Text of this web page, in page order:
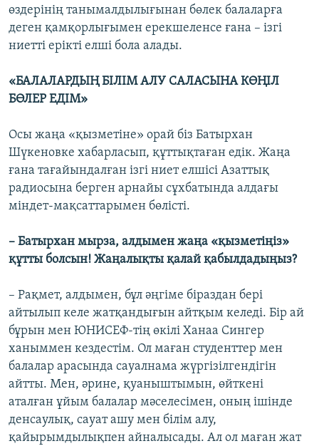
өздерінің танымалдылығынан бөлек балаларға
деген қамқорлығымен ерекшеленсе ғана – ізгі
ниетті ерікті елші бола алады.
«БАЛАЛАРДЫҢ БІЛІМ АЛУ САЛАСЫНА КӨҢІЛ
БӨЛЕР ЕДІМ»
Осы жаңа «қызметіне» орай біз Батырхан
Шүкеновке хабарласып, құттықтаған едік. Жаңа
ғана тағайындалған ізгі ниет елшісі Азаттық
радиосына берген арнайы сұхбатында алдағы
міндет-мақсаттарымен бөлісті.
– Батырхан мырза, алдымен жаңа «қызметіңіз»
құтты болсын! Жаңалықты қалай қабылдадыңыз?
– Рақмет, алдымен, бұл әңгіме біраздан бері
айтылып келе жатқандығын айтқым келеді. Бір ай
бұрын мен ЮНИСЕФ-тің өкілі Ханаа Сингер
ханыммен кездестім. Ол маған студенттер мен
балалар арасында сауалнама жүргізілгендігін
айтты. Мен, әрине, қуаныштымын, өйткені
аталған ұйым балалар мәселесімен, оның ішінде
денсаулық, сауат ашу мен білім алу,
қайырымдылықпен айналысады. Ал ол маған жат